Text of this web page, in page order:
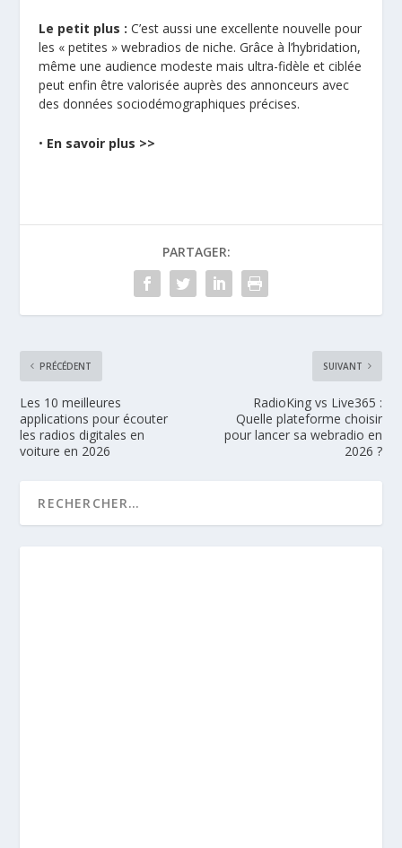
Le petit plus : C’est aussi une excellente nouvelle pour
les « petites » webradios de niche. Grâce à l’hybridation,
même une audience modeste mais ultra-fidèle et ciblée
peut enfin être valorisée auprès des annonceurs avec
des données sociodémographiques précises.
• En savoir plus >>
PARTAGER:
PRÉCÉDENT
Les 10 meilleures
applications pour écouter
les radios digitales en
voiture en 2026
SUIVANT
RadioKing vs Live365 :
Quelle plateforme choisir
pour lancer sa webradio en
2026 ?